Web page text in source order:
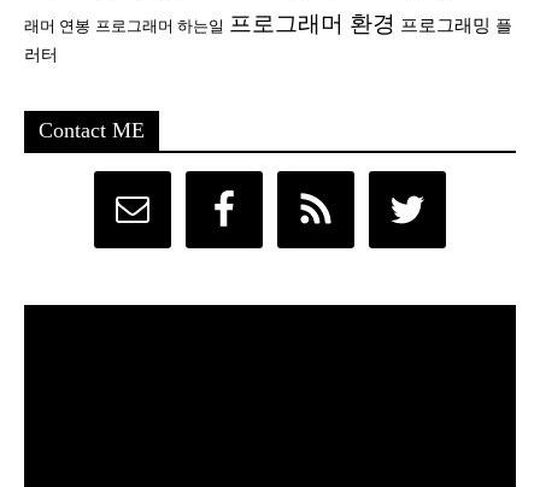
래머 연봉 프로그래머 하는일 프로그래머 환경 프로그래밍 플
러터
Contact ME